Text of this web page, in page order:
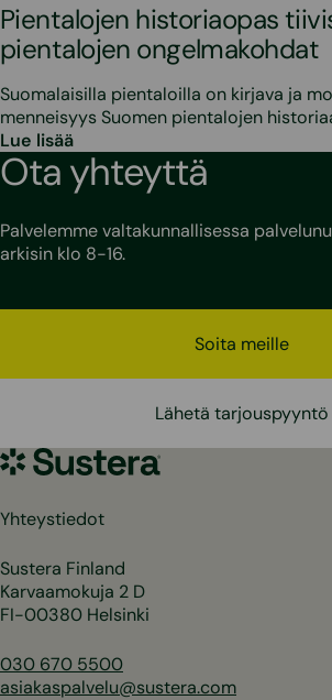
Pientalojen historiaopas
pientalojen ongelmakohdat
Suomalaisilla pientaloilla on kirjava ja
menneisyys Suomen pientalojen
Lue lisää
Ota yhteyttä
Palvelemme valtakunnallisessa
arkisin klo 8-16.
Soita meille
Lähetä tarjouspyyntö
Sustera
Yhteystiedot
Sustera Finland
Karvaamokuja 2 D
FI-00380 Helsinki
030 670 5500
asiakaspalvelu@sustera.com